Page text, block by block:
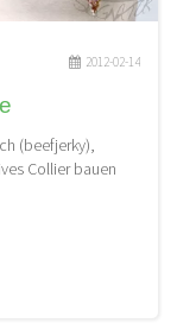
2012-02-14
(beefjerky),
Collier bauen